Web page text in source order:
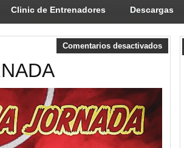
Clinic de Entrenadores Descargas
Comentarios desactivados